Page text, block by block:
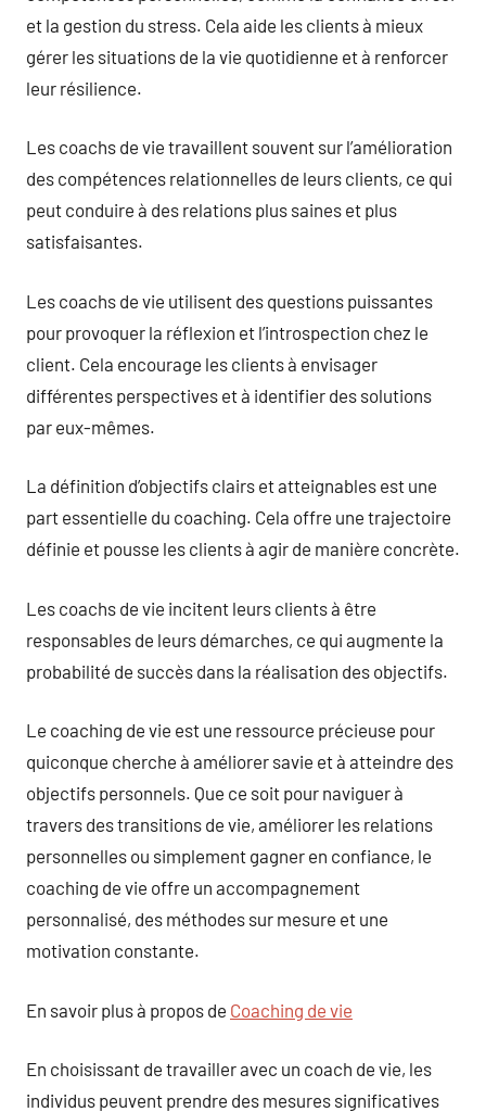
et la gestion du stress. Cela aide les clients à mieux
gérer les situations de la vie quotidienne et à renforcer
leur résilience.
Les coachs de vie travaillent souvent sur l’amélioration
des compétences relationnelles de leurs clients, ce qui
peut conduire à des relations plus saines et plus
satisfaisantes.
Les coachs de vie utilisent des questions puissantes
pour provoquer la réflexion et l’introspection chez le
client. Cela encourage les clients à envisager
différentes perspectives et à identifier des solutions
par eux-mêmes.
La définition d’objectifs clairs et atteignables est une
part essentielle du coaching. Cela offre une trajectoire
définie et pousse les clients à agir de manière concrète.
Les coachs de vie incitent leurs clients à être
responsables de leurs démarches, ce qui augmente la
probabilité de succès dans la réalisation des objectifs.
Le coaching de vie est une ressource précieuse pour
quiconque cherche à améliorer savie et à atteindre des
objectifs personnels. Que ce soit pour naviguer à
travers des transitions de vie, améliorer les relations
personnelles ou simplement gagner en confiance, le
coaching de vie offre un accompagnement
personnalisé, des méthodes sur mesure et une
motivation constante.
En savoir plus à propos de Coaching de vie
En choisissant de travailler avec un coach de vie, les
individus peuvent prendre des mesures significatives